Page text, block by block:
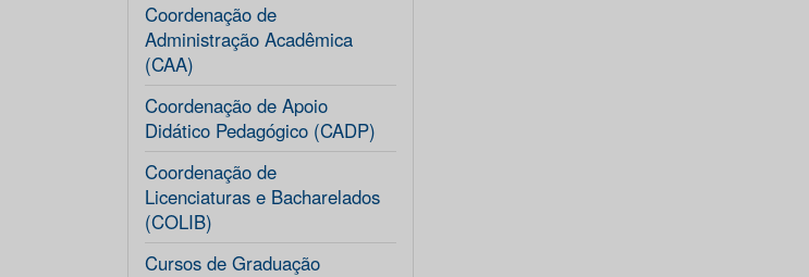
Coordenação de
Administração Acadêmica
(CAA)
Coordenação de Apoio
Didático Pedagógico (CADP)
Coordenação de
Licenciaturas e Bacharelados
(COLIB)
Cursos de Graduação